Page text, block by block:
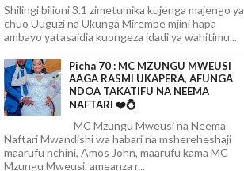
Shilingi bilioni 3.1 zimetumika kujenga majengo ya
chuo Uuguzi na Ukunga Mirembe mjini hapa
ambayo yatasaidia kuongeza idadi ya wahitimu...
Picha 70 : MC MZUNGU MWEUSI
AAGA RASMI UKAPERA, AFUNGA
NDOA TAKATIFU NA NEEMA
NAFTARI ❤️💍
MC Mzungu Mweusi na Neema
Naftari Mwandishi wa habari na mshereheshaji
maarufu nchini, Amos John, maarufu kama MC
Mzungu Mweusi, ameanza r...